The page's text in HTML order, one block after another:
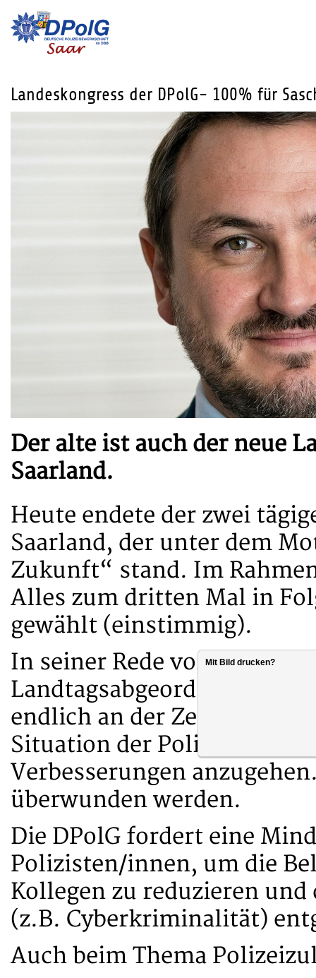
Landeskongress der DPolG- 100% für
Der alte ist auch der neue
Saarland.
Heute endete der zwei
Saarland, der unter dem
Zukunft“ stand. Im
Alles zum dritten Mal in
gewählt (einstimmig).
In seiner Rede vor
Landtagsabgeordneten
endlich an der Zeit ist, die
Situation der Polizei ernst
Verbesserungen
überwunden werden.
Die DPolG fordert eine
Polizisten/innen, um die
Kollegen zu reduzieren
(z.B. Cyberkriminalität)
Auch beim Thema
Mit Bild drucken?